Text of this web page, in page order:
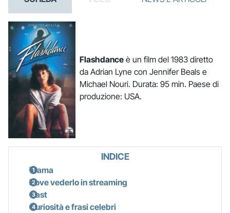
Flashdanceè un film del 1983 diretto
da Adrian Lyne con Jennifer Beals e
Michael Nouri. Durata: 95 min. Paese di
produzione: USA.
INDICE
Trama
Dove vederlo in streaming
Cast
Curiosità e frasi celebri